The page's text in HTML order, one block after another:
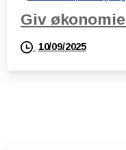
Giv
10/09/2025